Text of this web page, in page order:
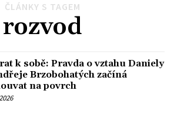
ČLÁNKY S TAGEM
rozvod
k sobě: Pravda o vztahu Daniely
Brzobohatých začíná
na povrch
… 7 Další